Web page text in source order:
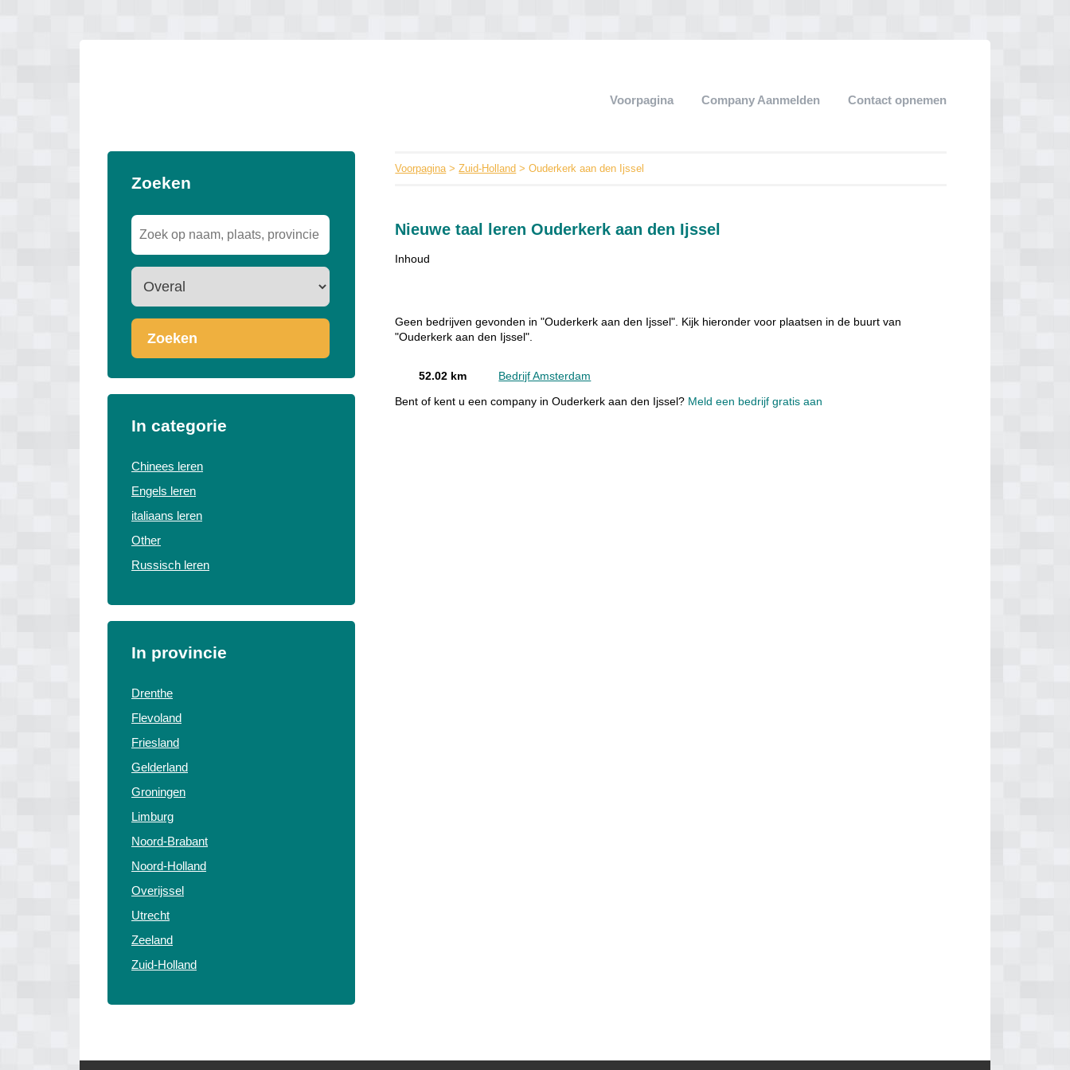
Voorpagina Company Aanmelden Contact opnemen
Zoeken
Zoeken
In categorie
Chinees leren
Engels leren
italiaans leren
Other
Russisch leren
In provincie
Drenthe
Flevoland
Friesland
Gelderland
Groningen
Limburg
Noord-Brabant
Noord-Holland
Overijssel
Utrecht
Zeeland
Zuid-Holland
Voorpagina>Zuid-Holland > Ouderkerk aan den Ijssel
Nieuwe taal leren Ouderkerk aan den Ijssel
Inhoud
Geen bedrijven gevonden in "Ouderkerk aan den Ijssel". Kijk hieronder voor plaatsen in de buurt van
"Ouderkerk aan den Ijssel".
52.02 km Bedrijf Amsterdam
Bent of kent u een company in Ouderkerk aan den Ijssel? Meld een bedrijf gratis aan